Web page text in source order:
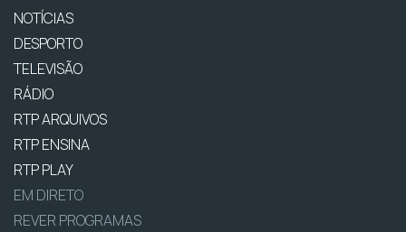
NOTÍCIAS
DESPORTO
TELEVISÃO
RÁDIO
RTP ARQUIVOS
RTP ENSINA
RTP PLAY
EM DIRETO
REVER PROGRAMAS